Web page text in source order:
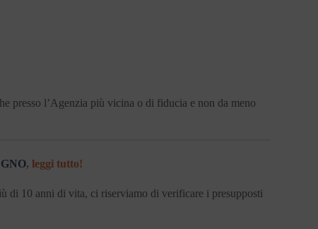
presso l’Agenzia più vicina o di fiducia e non da meno
, leggi tutto!
di 10 anni di vita, ci riserviamo di verificare i presupposti